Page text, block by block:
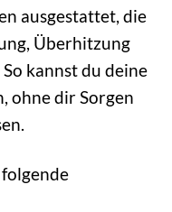
ausgestattet, die
Überhitzung
kannst du deine
ohne dir Sorgen